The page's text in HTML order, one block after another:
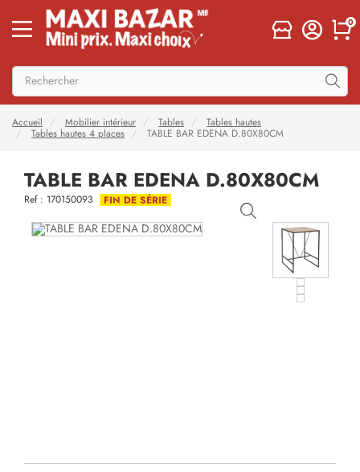
0
Accueil Mobilier intérieur Tables
Tables hautes
Tables hautes 4 places
TABLE BAR EDENA D.80X80CM
TABLE BAR EDENA D.80X80CM
Ref : 170150093 FIN DE SÉRIE